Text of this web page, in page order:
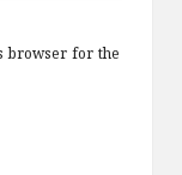
browser for the